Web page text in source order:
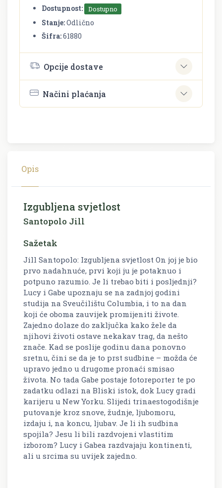
Dostupnost:
Dostupno
Stanje:Odlično
Šifra:61880
Opcije dostave
Načini plaćanja
Opis
Izgubljena svjetlost
Santopolo Jill
Sažetak
Jill Santopolo: Izgubljena svjetlost On joj je bio
prvo nadahnuće, prvi koji ju je potaknuo i
potpuno razumio. Je li trebao biti i posljednji?
Lucy i Gabe upoznaju se na zadnjoj godini
studija na Sveučilištu Columbia, i to na dan
koji će oboma zauvijek promijeniti živote.
Zajedno dolaze do zaključka kako žele da
njihovi životi ostave nekakav trag, da nešto
znače. Kad se poslije godinu dana ponovno
sretnu, čini se da je to prst sudbine – možda će
upravo jedno u drugome pronaći smisao
života. No tada Gabe postaje fotoreporter te po
zadatku odlazi na Bliski istok, dok Lucy gradi
karijeru u New Yorku. Slijedi trinaestogodišnje
putovanje kroz snove, žudnje, ljubomoru,
izdaju i, na koncu, ljubav. Je li ih sudbina
spojila? Jesu li bili razdvojeni vlastitim
izborom? Lucy i Gabea razdvajaju kontinenti,
ali u srcima su uvijek zajedno.